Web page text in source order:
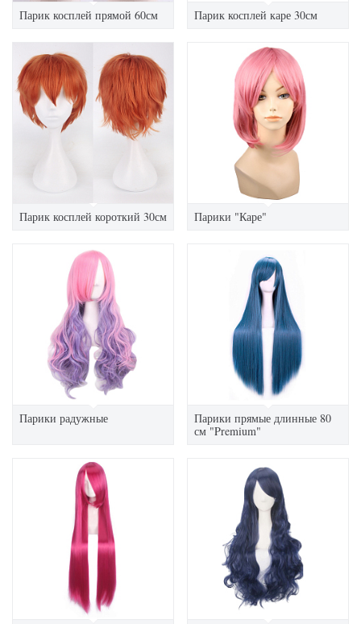
Парик косплей прямой 60см Парик косплей каре 30см
Парик косплей короткий 30см Парики "Каре"
Парики радужные
Парики прямые длинные 80
см "Premium"